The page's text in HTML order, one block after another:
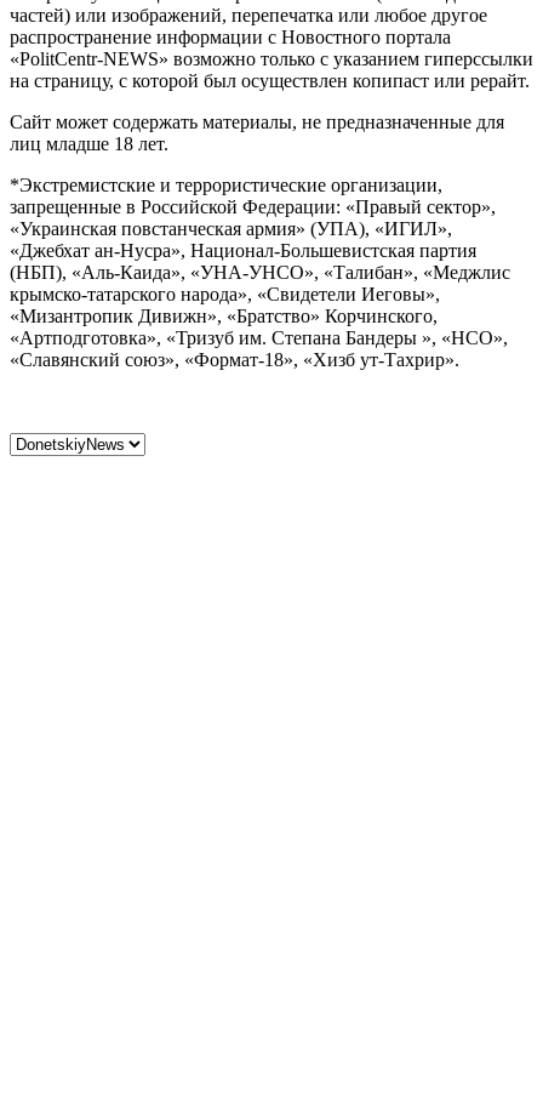
частей) или изображений, перепечатка или любое другое
распространение информации с Новостного портала
«PolitCentr-NEWS» возможно только с указанием гиперссылки
на страницу, с которой был осуществлен копипаст или рерайт.
Сайт может содержать материалы, не предназначенные для
лиц младше 18 лет.
*Экстремистские и террористические организации,
запрещенные в Российской Федерации: «Правый сектор»,
«Украинская повстанческая армия» (УПА), «ИГИЛ»,
«Джебхат ан-Нусра», Национал-Большевистская партия
(НБП), «Аль-Каида», «УНА-УНСО», «Талибан», «Меджлис
крымско-татарского народа», «Свидетели Иеговы»,
«Мизантропик Дивижн», «Братство» Корчинского,
«Артподготовка», «Тризуб им. Степана Бандеры », «НСО»,
«Славянский союз», «Формат-18», «Хизб ут-Тахрир».